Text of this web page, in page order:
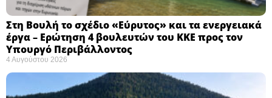
Στη Βουλή το σχέδιο «Εύρυτος» και τα ενεργειακά
έργα – Ερώτηση 4 βουλευτών του ΚΚΕ προς τον
Υπουργό Περιβάλλοντος
4 Αυγούστου 2026